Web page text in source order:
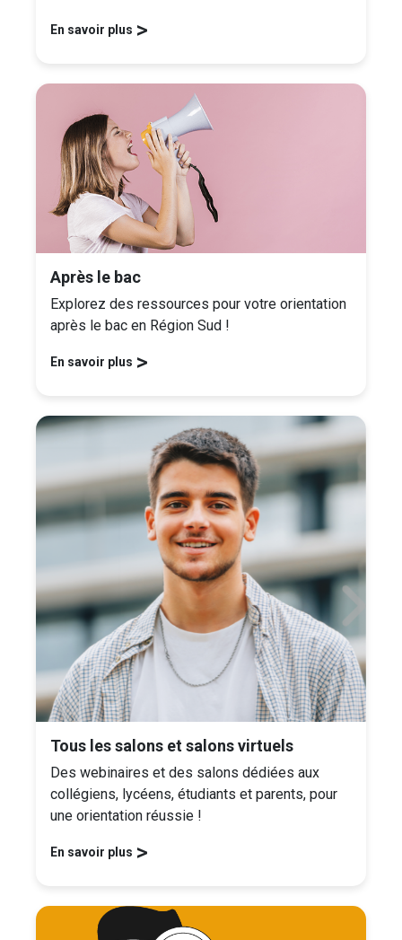
En savoir plus >
Après le bac
Explorez des ressources pour votre orientation
après le bac en Région Sud !
En savoir plus >
Tous les salons et salons virtuels
Des webinaires et des salons dédiées aux
collégiens, lycéens, étudiants et parents, pour
une orientation réussie !
En savoir plus >